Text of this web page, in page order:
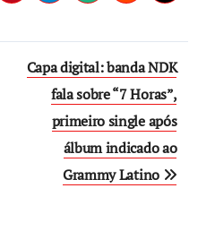
Capa digital: banda NDK
fala sobre “7 Horas”,
primeiro single após
álbum indicado ao
Grammy Latino